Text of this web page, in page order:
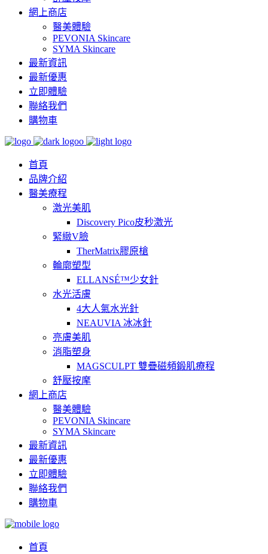
網上商店
醫美體驗
PEVONIA Skincare
SYMA Skincare
最新資訊
最新優惠
立即體驗
聯絡我們
購物車
首頁
品牌介紹
醫美療程
激光美肌
Discovery Pico皮秒激光
緊緻V臉
TherMatrix膠原槍
輪廓塑型
ELLANSÉ™少女針
水光活膚
4大人氣水光針
NEAUVIA 冰冰針
亮膚美肌
消脂塑身
MAGSCULPT 雙疊磁頻鍛肌療程
舒壓按摩
網上商店
醫美體驗
PEVONIA Skincare
SYMA Skincare
最新資訊
最新優惠
立即體驗
聯絡我們
購物車
首頁